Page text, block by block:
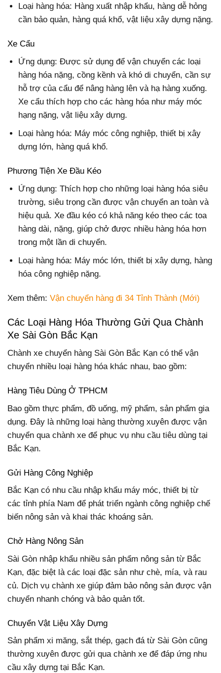
Loại hàng hóa: Hàng xuất nhập khẩu, hàng dễ hỏng
cần bảo quản, hàng quá khổ, vật liệu xây dựng nặng.
Xe Cẩu
Ứng dụng: Được sử dụng để vận chuyển các loại
hàng hóa nặng, cồng kềnh và khó di chuyển, cần sự
hỗ trợ của cẩu để nâng hàng lên và hạ hàng xuống.
Xe cẩu thích hợp cho các hàng hóa như máy móc
hạng nặng, vật liệu xây dựng.
Loại hàng hóa: Máy móc công nghiệp, thiết bị xây
dựng lớn, hàng quá khổ.
Phương Tiện Xe Đầu Kéo
Ứng dụng: Thích hợp cho những loại hàng hóa siêu
trường, siêu trọng cần được vận chuyển an toàn và
hiệu quả. Xe đầu kéo có khả năng kéo theo các toa
hàng dài, nặng, giúp chở được nhiều hàng hóa hơn
trong một lần di chuyển.
Loại hàng hóa: Máy móc lớn, thiết bị xây dựng, hàng
hóa công nghiệp nặng.
Xem thêm: Vận chuyển hàng đi 34 Tỉnh Thành (Mới)
Các Loại Hàng Hóa Thường Gửi Qua Chành
Xe Sài Gòn Bắc Kạn
Chành xe chuyển hàng Sài Gòn Bắc Kạn có thể vận
chuyển nhiều loại hàng hóa khác nhau, bao gồm:
Hàng Tiêu Dùng Ở TPHCM
Bao gồm thực phẩm, đồ uống, mỹ phẩm, sản phẩm gia
dụng. Đây là những loại hàng thường xuyên được vận
chuyển qua chành xe để phục vụ nhu cầu tiêu dùng tại
Bắc Kạn.
Gửi Hàng Công Nghiệp
Bắc Kạn có nhu cầu nhập khẩu máy móc, thiết bị từ
các tỉnh phía Nam để phát triển ngành công nghiệp chế
biến nông sản và khai thác khoáng sản.
Chở Hàng Nông Sản
Sài Gòn nhập khẩu nhiều sản phẩm nông sản từ Bắc
Kạn, đặc biệt là các loại đặc sản như chè, mía, và rau
củ. Dịch vụ chành xe giúp đảm bảo nông sản được vận
chuyển nhanh chóng và bảo quản tốt.
Chuyển Vật Liệu Xây Dựng
Sản phẩm xi măng, sắt thép, gạch đá từ Sài Gòn cũng
thường xuyên được gửi qua chành xe để đáp ứng nhu
cầu xây dựng tại Bắc Kạn.